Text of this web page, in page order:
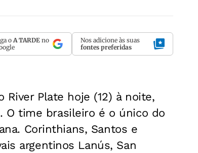
oA TARDE no
Nos adicione às suas
fontes preferidas
Plate hoje (12) à noite,
O time brasileiro é o único do
Corinthians, Santos e
argentinos Lanús, San